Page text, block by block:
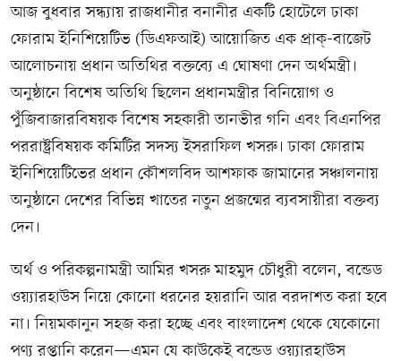
আজ বুধবার সন্ধ্যায় রাজধানীর বনানীর একটি হোটেলে ঢাকা
ফোরাম ইনিশিয়েটিভ (ডিএফআই) আয়োজিত এক প্রাক্‌-বাজেট
আলোচনায় প্রধান অতিথির বক্তব্যে এ ঘোষণা দেন অর্থমন্ত্রী।
অনুষ্ঠানে বিশেষ অতিথি ছিলেন প্রধানমন্ত্রীর বিনিয়োগ ও
পুঁজিবাজারবিষয়ক বিশেষ সহকারী তানভীর গনি এবং বিএনপির
পররাষ্ট্রবিষয়ক কমিটির সদস্য ইসরাফিল খসরু। ঢাকা ফোরাম
ইনিশিয়েটিভের প্রধান কৌশলবিদ আশফাক জামানের সঞ্চালনায়
অনুষ্ঠানে দেশের বিভিন্ন খাতের নতুন প্রজন্মের ব্যবসায়ীরা বক্তব্য
দেন।
অর্থ ও পরিকল্পনামন্ত্রী আমির খসরু মাহমুদ চৌধুরী বলেন, বন্ডেড
ওয়্যারহাউস নিয়ে কোনো ধরনের হয়রানি আর বরদাশত করা হবে
না। নিয়মকানুন সহজ করা হচ্ছে এবং বাংলাদেশ থেকে যেকোনো
পণ্য রপ্তানি করেন—এমন যে কাউকেই বন্ডেড ওয়্যারহাউস